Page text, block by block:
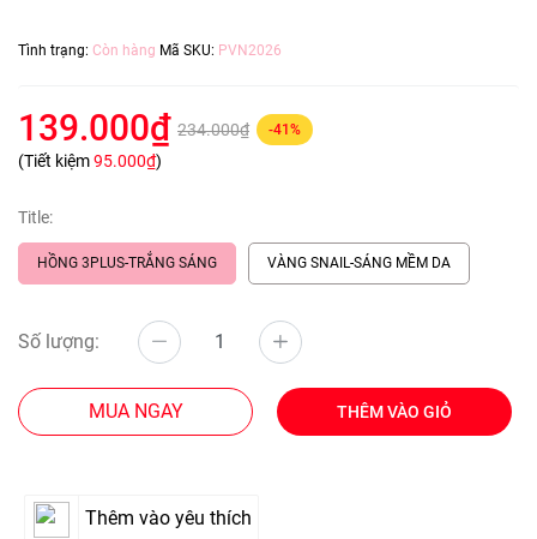
Tình trạng: Còn hàng Mã SKU: PVN2026
139.000₫ 234.000₫ -41%
(Tiết kiệm95.000₫)
Title:
HỒNG 3PLUS-TRẮNG SÁNG VÀNG SNAIL-SÁNG MỀM DA
Số lượng:
MUA NGAY THÊM VÀO GIỎ
Thêm vào yêu thích